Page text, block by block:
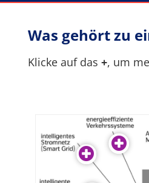
Was gehört zu
Klicke auf das +, um